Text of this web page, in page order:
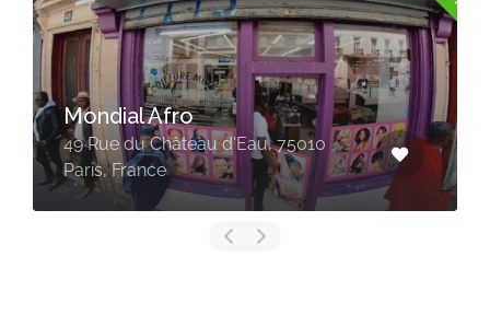
Mondial Afro
49 Rue du Château d'Eau, 75010
Paris, France